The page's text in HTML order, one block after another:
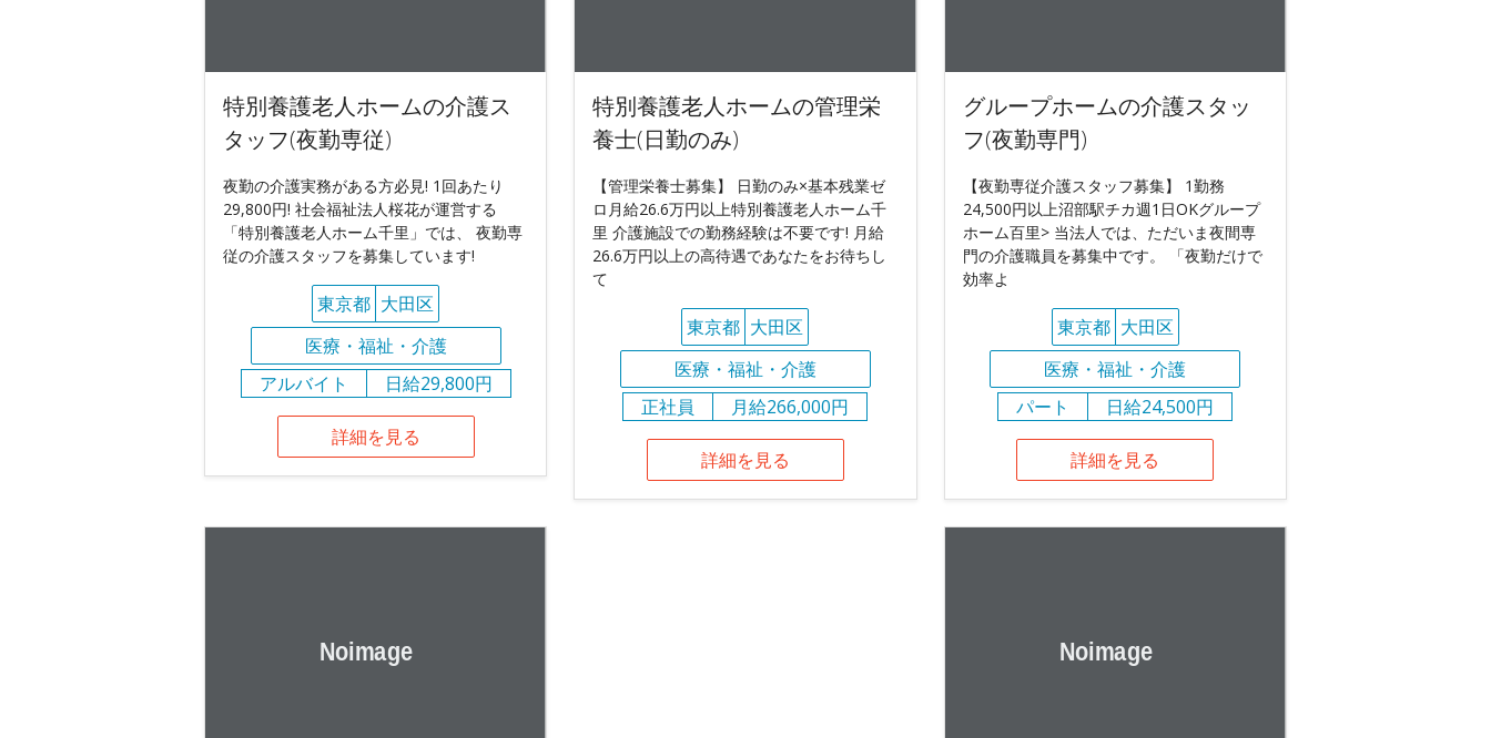
特別養護老人ホームの介護ス
タッフ(夜勤専従)
夜勤の介護実務がある方必見! 1回あたり
29,800円! 社会福祉法人桜花が運営する
「特別養護老人ホーム千里」では、 夜勤専
従の介護スタッフを募集しています!
東京都 大田区
医療・福祉・介護
アルバイト
日給29,800円
詳細を見る
特別養護老人ホームの管理栄
養士(日勤のみ)
【管理栄養士募集】 日勤のみ×基本残業ゼ
ロ月給26.6万円以上特別養護老人ホーム千
里 介護施設での勤務経験は不要です! 月給
26.6万円以上の高待遇であなたをお待ちし
て
東京都 大田区
医療・福祉・介護
正社員
月給266,000円
詳細を見る
グループホームの介護スタッ
フ(夜勤専門)
【夜勤専従介護スタッフ募集】 1勤務
24,500円以上沼部駅チカ週1日OKグループ
ホーム百里> 当法人では、ただいま夜間専
門の介護職員を募集中です。 「夜勤だけで
効率よ
東京都 大田区
医療・福祉・介護
パート
日給24,500円
詳細を見る